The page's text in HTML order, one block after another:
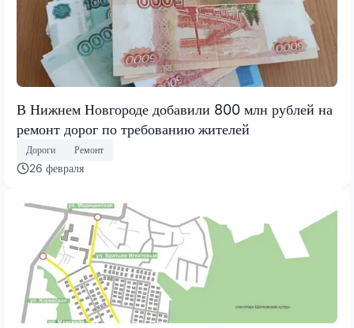
В Нижнем Новгороде добавили 800 млн рублей на
ремонт дорог по требованию жителей
Дороги Ремонт
26 февраля